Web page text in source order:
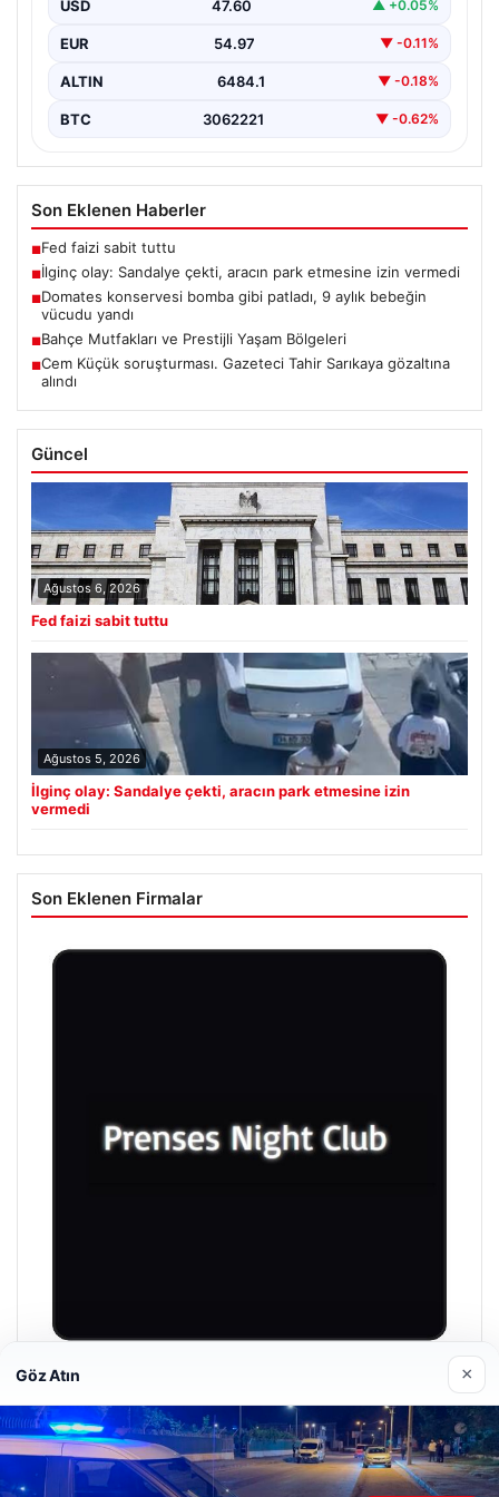
Gerginlik Yaşandı”,…
USD 47.60 ▲ +0.05%
EUR 54.97 ▼ -0.11%
ALTIN 6484.1 ▼ -0.18%
BTC 3062221 ▼ -0.62%
Son Eklenen Haberler
■Fed faizi sabit tuttu
■İlginç olay: Sandalye çekti, aracın park etmesine izin vermedi
■Domates konservesi bomba gibi patladı, 9 aylık bebeğin
vücudu yandı
■Bahçe Mutfakları ve Prestijli Yaşam Bölgeleri
■Cem Küçük soruşturması. Gazeteci Tahir Sarıkaya gözaltına
alındı
Güncel
Ağustos 6, 2026
Fed faizi sabit tuttu
Ağustos 5, 2026
İlginç olay: Sandalye çekti, aracın park etmesine izin
vermedi
Son Eklenen Firmalar
Prenses Night Club
Nisan 29, 2026
Göz Atın ×